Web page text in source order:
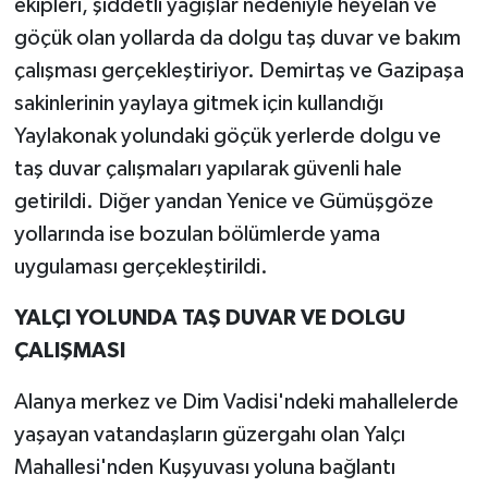
ekipleri, şiddetli yağışlar nedeniyle heyelan ve
göçük olan yollarda da dolgu taş duvar ve bakım
çalışması gerçekleştiriyor. Demirtaş ve Gazipaşa
sakinlerinin yaylaya gitmek için kullandığı
Yaylakonak yolundaki göçük yerlerde dolgu ve
taş duvar çalışmaları yapılarak güvenli hale
getirildi. Diğer yandan Yenice ve Gümüşgöze
yollarında ise bozulan bölümlerde yama
uygulaması gerçekleştirildi.
YALÇI YOLUNDA TAŞ DUVAR VE DOLGU
ÇALIŞMASI
Alanya merkez ve Dim Vadisi'ndeki mahallelerde
yaşayan vatandaşların güzergahı olan Yalçı
Mahallesi'nden Kuşyuvası yoluna bağlantı